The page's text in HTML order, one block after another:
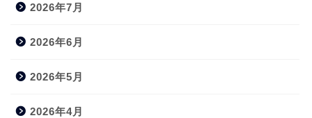
2026年7月
2026年6月
2026年5月
2026年4月